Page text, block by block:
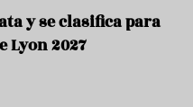
y se clasifica para
Lyon 2027